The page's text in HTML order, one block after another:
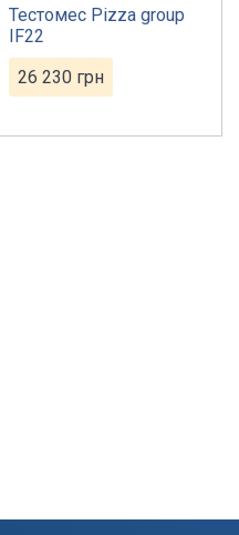
Тестомес Pizza group
IF22
26 230 грн